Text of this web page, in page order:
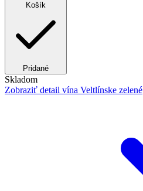
Košík
Pridané
Skladom
Zobraziť detail vína Veltlínske zelené